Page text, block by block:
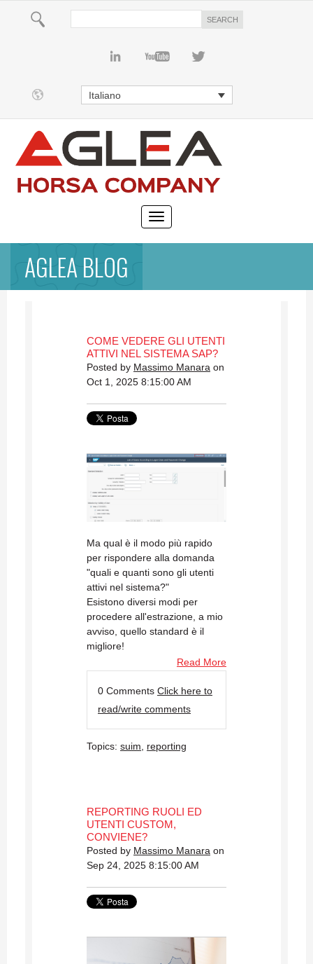
Italiano
AGLEA BLOG
COME VEDERE GLI UTENTI
ATTIVI NEL SISTEMA SAP?
Posted by Massimo Manara on
Oct 1, 2025 8:15:00 AM
Ma qual è il modo più rapido
per rispondere alla domanda
"quali e quanti sono gli utenti
attivi nel sistema?"
Esistono diversi modi per
procedere all'estrazione, a mio
avviso, quello standard è il
migliore!
Read More
0 Comments Click here to
read/write comments
Topics: suim reporting
REPORTING RUOLI ED
UTENTI CUSTOM,
CONVIENE?
Posted by Massimo Manara on
Sep 24, 2025 8:15:00 AM